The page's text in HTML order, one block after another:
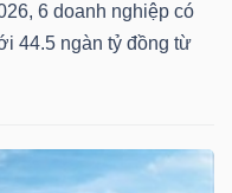
6 doanh nghiệp có
44.5 ngàn tỷ đồng từ